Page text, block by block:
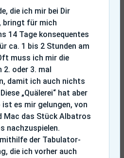
die ich mir bei Dir
bringt für mich
14 Tage konsequentes
ca. 1 bis 2 Stunden am
muss ich mir die
2. oder 3. mal
damit ich auch nichts
„Quälerei“ hat aber
ist es mir gelungen, von
Mac das Stück Albatros
nachzuspielen.
der Tabulator-
die ich vorher auch